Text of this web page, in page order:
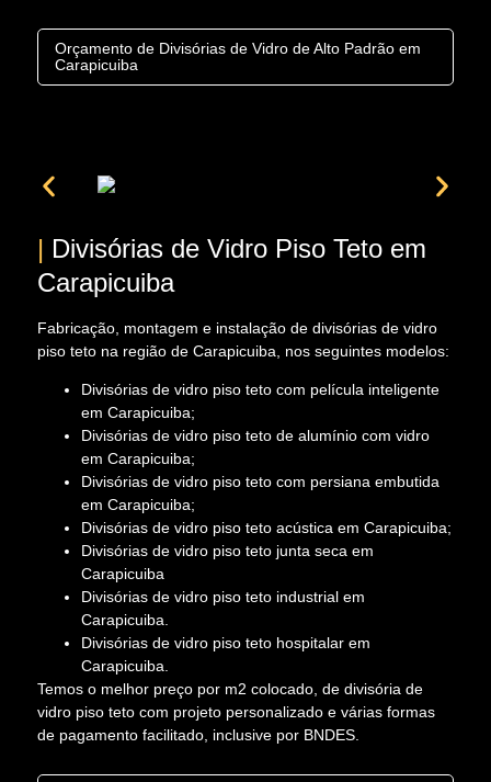
Orçamento de Divisórias de Vidro de Alto Padrão em
Carapicuiba
| Divisórias de Vidro Piso Teto em
Carapicuiba
Fabricação, montagem e instalação de divisórias de vidro
piso teto na região de Carapicuiba, nos seguintes modelos:
Divisórias de vidro piso teto com película inteligente
em Carapicuiba;
Divisórias de vidro piso teto de alumínio com vidro
em Carapicuiba;
Divisórias de vidro piso teto com persiana embutida
em Carapicuiba;
Divisórias de vidro piso teto acústica em Carapicuiba;
Divisórias de vidro piso teto junta seca em
Carapicuiba
Divisórias de vidro piso teto industrial em
Carapicuiba.
Divisórias de vidro piso teto hospitalar em
Carapicuiba.
Temos o melhor preço por m2 colocado, de divisória de
vidro piso teto com projeto personalizado e várias formas
de pagamento facilitado, inclusive por BNDES.